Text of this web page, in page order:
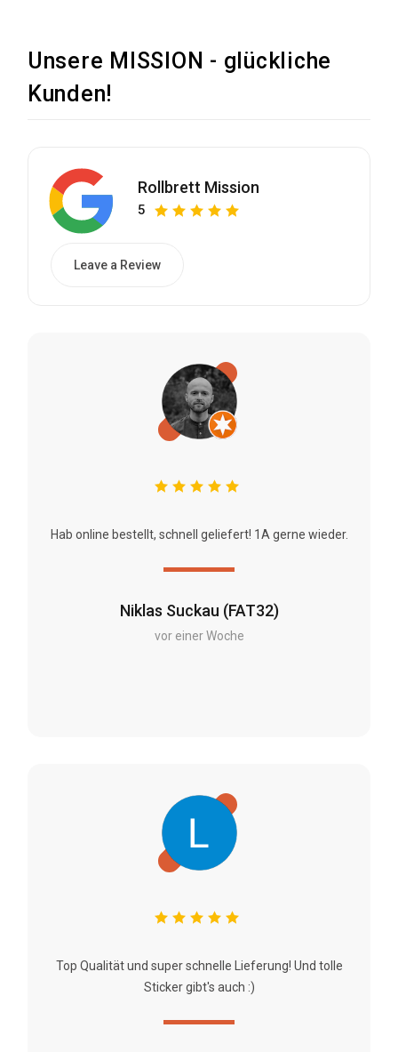
Unsere MISSION - glückliche
Kunden!
Rollbrett Mission
5
Leave a Review
Niklas Suckau (FAT32)
vor einer Woche
Hab online bestellt, schnell geliefert! 1A gerne wieder.
Top Qualität und super schnelle Lieferung! Und tolle
Sticker gibt's auch :)